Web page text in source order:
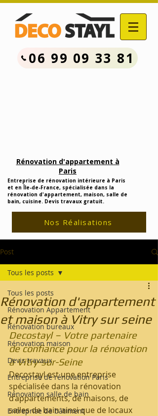
06 99 09 33 81
Rénovation d'appartement à
Paris
Entreprise de rénovation intérieure à Paris
et en Île-de-France, spécialisée dans la
rénovation d'appartement, maison, salle de
bain, cuisine. Devis travaux gratuit.
Nos Réalisations
Post
Tous les posts
Rénovation Appartement
Rénovation bureaux
Rénovation maison
Devis travaux
Entreprise de rénovation Paris
Rénovation salle de bain
Entreprise de bâtiment
Tous les posts
Rénovation d'appartement
et maison à Vitry sur seine
Decostayl – Votre partenaire
de confiance pour la rénovation
à Vitry-sur-Seine
Decostayl est une entreprise
spécialisée dans la rénovation
d’appartements, de maisons, de
salles de bain ainsi que de locaux